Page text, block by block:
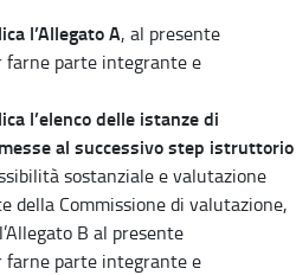
l’Allegato A, al presente
farne parte integrante e
l’elenco delle istanze di
al successivo step istruttorio
sostanziale e valutazione
della Commissione di valutazione,
B al presente
farne parte integrante e